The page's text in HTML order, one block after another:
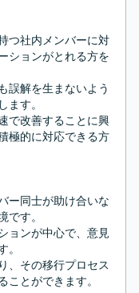
つ社内メンバーに対
ションがとれる方を
誤解を生まないよう
す。
で改善することに興
極的に対応できる方
ー同士が助け合いな
す。
ョンが中心で、意見
、その移行プロセス
とができます。